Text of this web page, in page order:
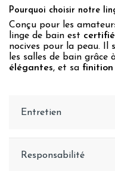
Pourquoi choisir notre
Conçu pour les
linge de bain est
nocives pour la peau. Il
les salles de bain grâce
élégantes, et sa finition
Entretien
Responsabilité